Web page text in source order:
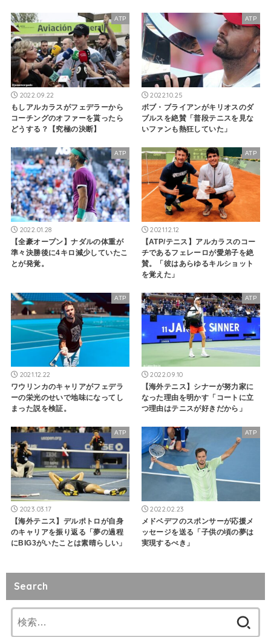
ATP
2022.09.22
もしアルカラスがフェデラーから
コーチングのオファーを貰ったら
どうする？【究極の決断】
ATP
2022.10.25
ボブ・ブライアンがキリオスのダ
ブルスを絶賛「普段テニスを見な
いファンも熱狂していた」
ATP
2022.01.28
【全豪オープン】ナダルの体重が
準々決勝後に4キロ減少していたこ
とが発覚。
ATP
2021.12.12
【ATP/テニス】アルカラスのコー
チであるフェレーロが愛弟子を絶
賛。「彼はあらゆるキルショット
を覚えた」
ATP
2021.12.22
ワウリンカのキャリアがフェデラ
ーの栄光のせいで地味になってし
まった説を検証。
ATP
2022.09.10
【海外テニス】シナーが努力家に
なった理由を明かす「コートに立
つ理由はテニスが好きだから」
ATP
2023.03.17
【海外テニス】デルポトロが自身
のキャリアを振り返る「夢の過程
にBIG3がいたことは素晴らしい」
ATP
2022.02.23
メドベデフのスポンサーが応援メ
ッセージを送る「子供の頃の夢は
実現するべき」
Search
索: